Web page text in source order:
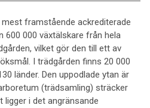
framstående ackrediterade
600 000 växtälskare från hela
vilket gör den till ett av
I trädgården finns 20 000
länder. Den uppodlade ytan är
(trädsamling) sträcker
ligger i det angränsande